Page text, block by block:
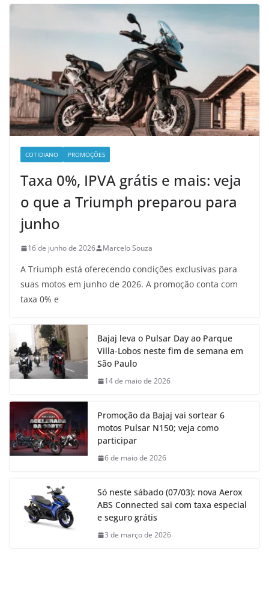
COTIDIANO PROMOÇÕES
Taxa 0%, IPVA grátis e mais: veja
o que a Triumph preparou para
junho
16 de junho de 2026 Marcelo Souza
A Triumph está oferecendo condições exclusivas para
suas motos em junho de 2026. A promoção conta com
taxa 0% e
Bajaj leva o Pulsar Day ao Parque
Villa-Lobos neste fim de semana em
São Paulo
14 de maio de 2026
Promoção da Bajaj vai sortear 6
motos Pulsar N150; veja como
participar
6 de maio de 2026
Só neste sábado (07/03): nova Aerox
ABS Connected sai com taxa especial
e seguro grátis
3 de março de 2026